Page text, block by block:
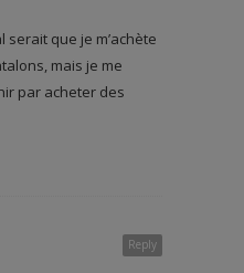
serait que je m’achète
mais je me
par acheter des
Reply